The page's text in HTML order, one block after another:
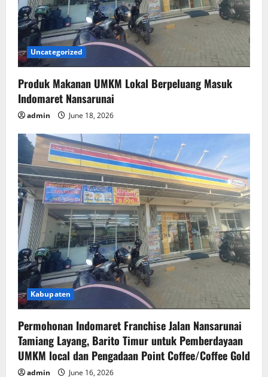
Uncategorized
Produk Makanan UMKM Lokal Berpeluang Masuk
Indomaret Nansarunai
admin June 18, 2026
Kabupaten
Permohonan Indomaret Franchise Jalan Nansarunai
Tamiang Layang, Barito Timur untuk Pemberdayaan
UMKM local dan Pengadaan Point Coffee/Coffee Gold
admin June 16, 2026